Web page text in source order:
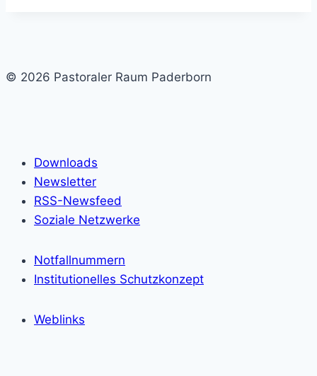
© 2026 Pastoraler Raum Paderborn
Downloads
Newsletter
RSS-Newsfeed
Soziale Netzwerke
Notfallnummern
Institutionelles Schutzkonzept
Weblinks